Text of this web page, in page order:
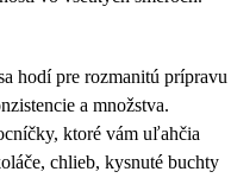
hodí pre rozmanitú prípravu
a množstva.
ktoré vám uľahčia
chlieb, kysnuté buchty